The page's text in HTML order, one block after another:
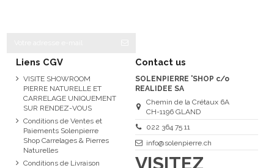
Liens CGV
VISITE SHOWROOM
PIERRE NATURELLE ET
CARRELAGE UNIQUEMENT
SUR RENDEZ-VOUS
Conditions de Ventes et
Paiements Solenpierre
Shop Carrelages & Pierres
Naturelles
Conditions de Livraison
Contact us
SOLENPIERRE 'SHOP c/o
REALIDEE SA
Chemin de la Crétaux 6A
CH-1196 GLAND
022 364 75 11
info@solenpierre.ch
VISITEZ